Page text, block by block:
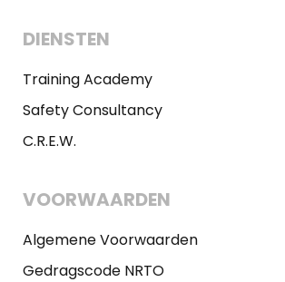
DIENSTEN
Training Academy
Safety Consultancy
C.R.E.W.
VOORWAARDEN
Algemene Voorwaarden
Gedragscode NRTO